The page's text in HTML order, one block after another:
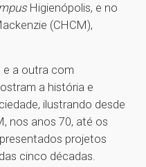
Higienópolis, e no
(CHCM),
e a outra com
a história e
ilustrando desde
nos anos 70, até os
projetos
cinco décadas.